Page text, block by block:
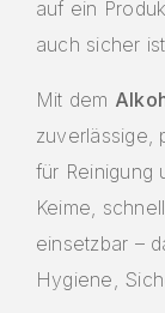
auf ein
auch sicher
Mit dem
zuverlässige,
für Reinigung
Keime,
einsetzbar –
Hygiene,